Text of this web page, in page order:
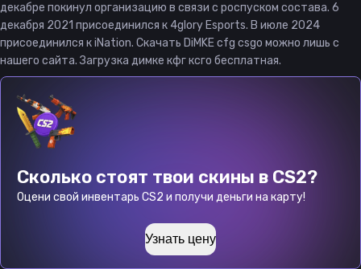
декабре покинул организацию в связи с роспуском состава. 6
декабря 2021 присоединился к 4glory Esports. В июле 2024
присоединился к iNation. Скачать DiMKE cfg csgo можно лишь с
нашего сайта. Загрузка димке кфг ксго бесплатная.
Сколько стоят твои скины в CS2?
Оцени свой инвентарь CS2 и получи деньги на карту!
Узнать цену